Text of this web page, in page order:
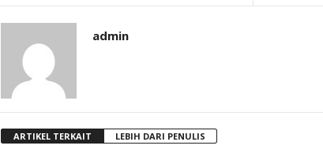
admin
ARTIKEL TERKAIT LEBIH DARI PENULIS